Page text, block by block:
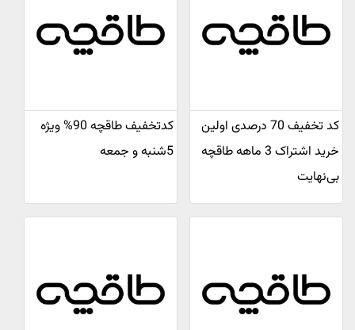
کد تخفیف 70 درصدی اولین
خرید اشتراک 3 ماهه طاقچه
بی‌نهایت
کدتخفیف طاقچه 90% ویژه
5شنبه و جمعه